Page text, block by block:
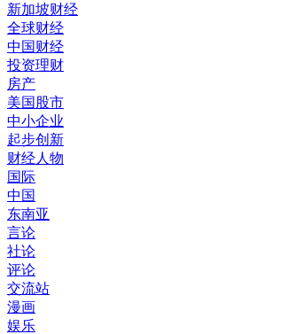
新加坡财经
全球财经
中国财经
投资理财
房产
美国股市
中小企业
起步创新
财经人物
国际
中国
东南亚
言论
社论
评论
交流站
漫画
娱乐